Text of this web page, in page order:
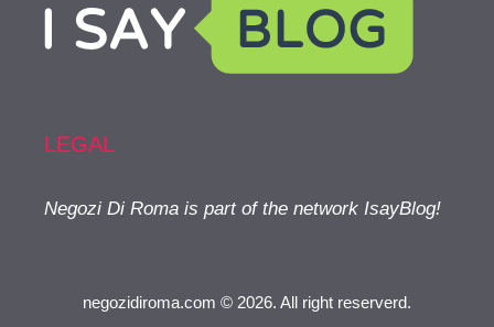
LEGAL
Negozi Di Roma is part of the network IsayBlog!
negozidiroma.com © 2026. All right reserverd.